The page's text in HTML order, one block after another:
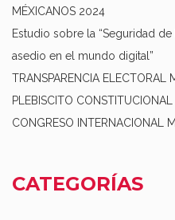
MÉXICANOS 2024
Estudio sobre la “Seguridad
asedio en el mundo digital”
TRANSPARENCIA ELECTORAL
PLEBISCITO
CONGRESO INTERNACIONAL
CATEGORÍAS